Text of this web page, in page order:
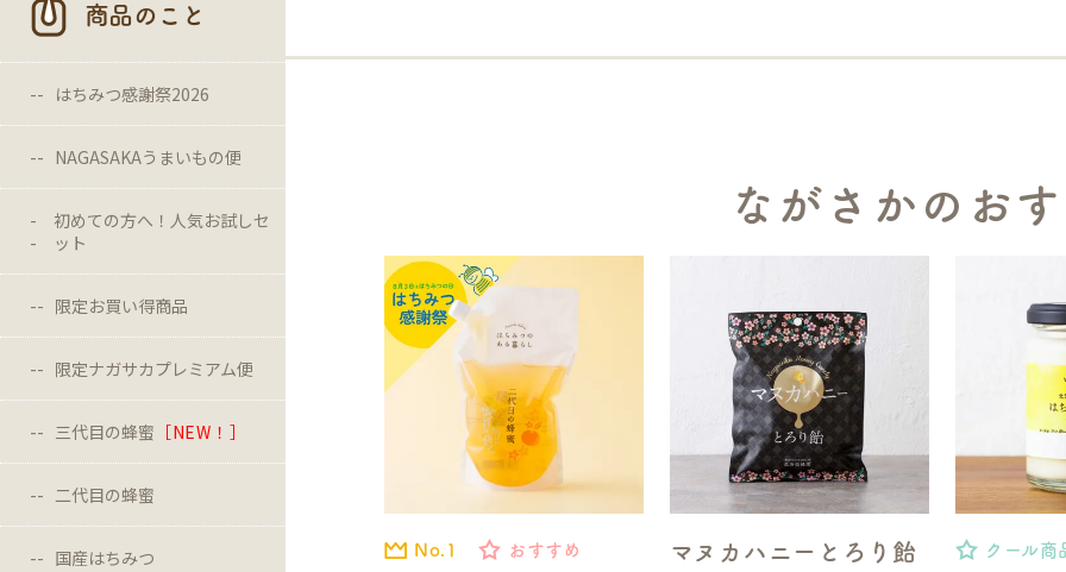
商品のこと
はちみつ感謝祭2026
NAGASAKAうまいもの便
初めての方へ！人気お試しセ
ット
限定お買い得商品
限定ナガサカプレミアム便
三代目の蜂蜜 ［NEW！］
二代目の蜂蜜
国産はちみつ
ながさかのお
No.1 おすすめ マヌカハニーとろり飴 クール商